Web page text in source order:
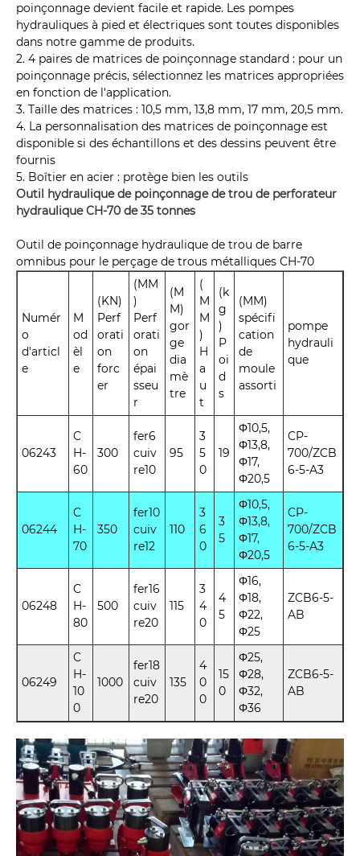
poinçonnage devient facile et rapide. Les pompes
hydrauliques à pied et électriques sont toutes disponibles
dans notre gamme de produits.
2. 4 paires de matrices de poinçonnage standard : pour un
poinçonnage précis, sélectionnez les matrices appropriées
en fonction de l'application.
3. Taille des matrices : 10,5 mm, 13,8 mm, 17 mm, 20,5 mm.
4. La personnalisation des matrices de poinçonnage est
disponible si des échantillons et des dessins peuvent être
fournis
5. Boîtier en acier : protège bien les outils
Outil hydraulique de poinçonnage de trou de perforateur
hydraulique CH-70 de 35 tonnes
Outil de poinçonnage hydraulique de trou de barre
omnibus pour le perçage de trous métalliques CH-70
Numér
o
d'articl
e
M
od
èl
e
(KN)
Perf
orati
on
forc
er
(MM
)
Perf
orati
on
épai
sseu
r
(M
M)
gor
ge
dia
mè
tre
(
M
M
)
H
a
u
t
(k
g
)
P
oi
d
s
(MM)
spécifi
cation
de
moule
assorti
pompe
hydrauli
que
06243
C
H-
60
300
fer6
cuiv
re10
95
3
5
0
19
Φ10,5,
Φ13,8,
Φ17,
Φ20,5
CP-
700/ZCB
6-5-A3
06244
C
H-
70
350
fer10
cuiv
re12
110
3
6
0
3
5
Φ10,5,
Φ13,8,
Φ17,
Φ20,5
CP-
700/ZCB
6-5-A3
06248
C
H-
80
500
fer16
cuiv
re20
115
3
4
0
4
5
Φ16,
Φ18,
Φ22,
Φ25
ZCB6-5-
AB
06249
C
H-
10
0
1000
fer18
cuiv
re20
135
4
0
0
15
0
Φ25,
Φ28,
Φ32,
Φ36
ZCB6-5-
AB